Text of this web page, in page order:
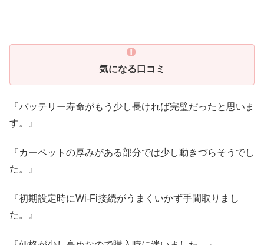
気になる口コミ
『バッテリー寿命がもう少し長ければ完璧だったと思いま
す。』
『カーペットの厚みがある部分では少し動きづらそうでし
た。』
『初期設定時にWi-Fi接続がうまくいかず手間取りまし
た。』